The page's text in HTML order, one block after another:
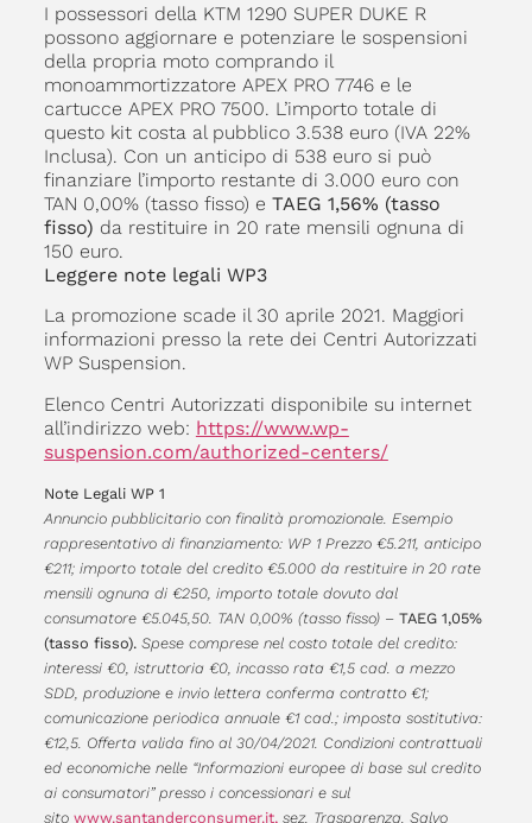
I possessori della KTM 1290 SUPER DUKE R
possono aggiornare e potenziare le sospensioni
della propria moto comprando il
monoammortizzatore APEX PRO 7746 e le
cartucce APEX PRO 7500. L’importo totale di
questo kit costa al pubblico 3.538 euro (IVA 22%
Inclusa). Con un anticipo di 538 euro si può
finanziare l’importo restante di 3.000 euro con
TAN 0,00% (tasso fisso) e TAEG 1,56% (tasso
fisso) da restituire in 20 rate mensili ognuna di
150 euro.
Leggere note legali WP3
La promozione scade il 30 aprile 2021. Maggiori
informazioni presso la rete dei Centri Autorizzati
WP Suspension.
Elenco Centri Autorizzati disponibile su internet
all’indirizzo web: https://www.wp-
suspension.com/authorized-centers/
Note Legali WP 1
Annuncio pubblicitario con finalità promozionale. Esempio
rappresentativo di finanziamento: WP 1 Prezzo €5.211, anticipo
€211; importo totale del credito €5.000 da restituire in 20 rate
mensili ognuna di €250, importo totale dovuto dal
consumatore €5.045,50. TAN 0,00% (tasso fisso) – TAEG 1,05%
(tasso fisso). Spese comprese nel costo totale del credito:
interessi €0, istruttoria €0, incasso rata €1,5 cad. a mezzo
SDD, produzione e invio lettera conferma contratto €1;
comunicazione periodica annuale €1 cad.; imposta sostitutiva:
€12,5. Offerta valida fino al 30/04/2021. Condizioni contrattuali
ed economiche nelle “Informazioni europee di base sul credito
ai consumatori” presso i concessionari e sul
sito www.santanderconsumer.it,sez. Trasparenza. Salvo